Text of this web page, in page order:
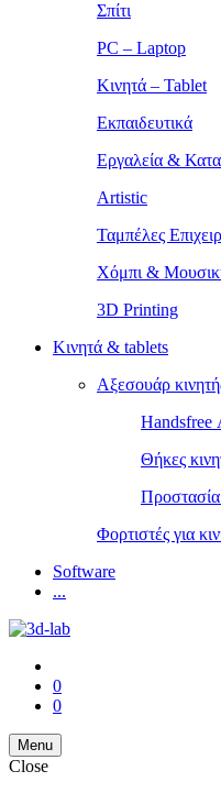
Σπίτι
PC – Laptop
Κινητά – Tablet
Εκπαιδευτικά
Εργαλεία &
Artistic
Ταμπέλες
Χόμπι &
3D Printing
Κινητά & tablets
Αξεσουάρ
Handsfree
Θήκες
Φορτιστές για
Software
...
0
0
Menu
Close